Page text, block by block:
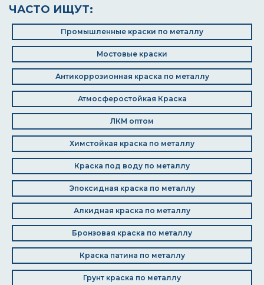
ЧАСТО ИЩУТ:
Промышленные краски по металлу
Мостовые краски
Антикоррозионная краска по металлу
Атмосферостойкая Краска
ЛКМ оптом
Химстойкая краска по металлу
Краска под воду по металлу
Эпоксидная краска по металлу
Алкидная краска по металлу
Бронзовая краска по металлу
Краска патина по металлу
Грунт краска по металлу